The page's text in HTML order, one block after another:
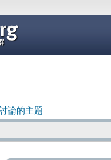
論的主題